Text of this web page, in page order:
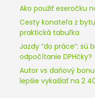
Ako použiť eseročku
Cesty konateľa z
praktická tabuľka
Jazdy “do práce”: sú
odpočítanie DPHčky?
Autor vs daňový
lepšie vykašlať na 2